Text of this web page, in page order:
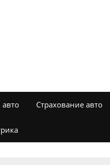
Страхование авто